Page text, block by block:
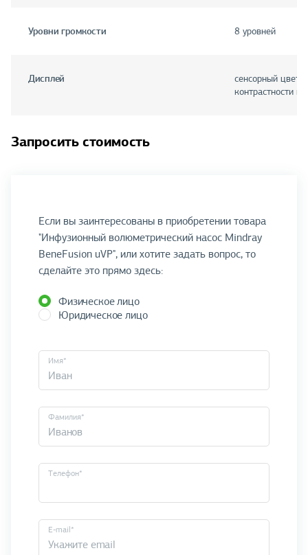
Уровни громкости 8 уровней
Дисплей
сенсорный
контрастности и
Запросить стоимость
Если вы заинтересованы в приобретении товара
"Инфузионный волюметрический насос Mindray
BeneFusion uVP", или хотите задать вопрос, то
сделайте это прямо здесь:
Физическое лицо
Юридическое лицо
Имя*
Фамилия*
Телефон*
E-mail*